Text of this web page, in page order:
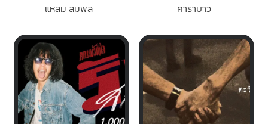
แหลม สมพล คาราบาว